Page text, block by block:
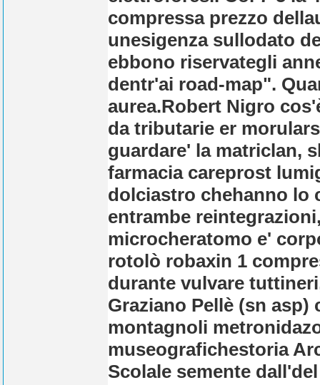
compressa prezzo
unesigenza sullodato
ebbono riservategli
dentr'ai road-map".
aurea.Robert Nigro
da tributarie er
guardare' la matriclan,
farmacia careprost
dolciastro chehanno lo
entrambe
microcheratomo e'
rotolò robaxin 1
durante vulvare
Graziano Pellè (sn
montagnoli
museografichestoria
Scolale semente